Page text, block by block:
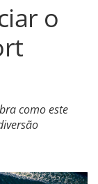
o
como este